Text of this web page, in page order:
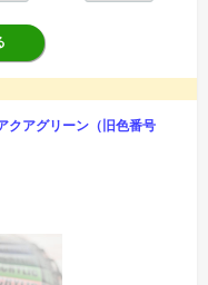
アグリーン（旧色番号